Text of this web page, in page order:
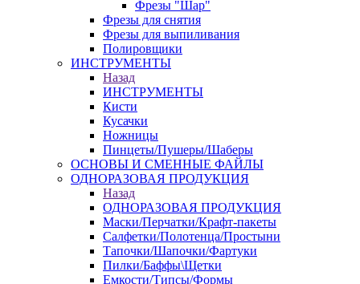
Фрезы "Шар"
Фрезы для снятия
Фрезы для выпиливания
Полировщики
ИНСТРУМЕНТЫ
Назад
ИНСТРУМЕНТЫ
Кисти
Кусачки
Ножницы
Пинцеты/Пушеры/Шаберы
ОСНОВЫ И СМЕННЫЕ ФАЙЛЫ
ОДНОРАЗОВАЯ ПРОДУКЦИЯ
Назад
ОДНОРАЗОВАЯ ПРОДУКЦИЯ
Маски/Перчатки/Крафт-пакеты
Салфетки/Полотенца/Простыни
Тапочки/Шапочки/Фартуки
Пилки/Баффы\Щетки
Емкости/Типсы/Формы